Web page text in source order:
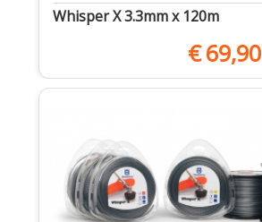
Whisper X 3.3mm x 120m
€69,90